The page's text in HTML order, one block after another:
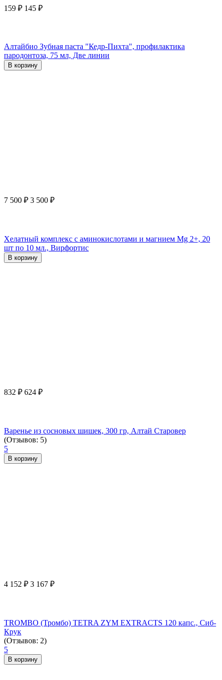
159 ₽ 145 ₽
Алтайбио Зубная паста "Кедр-Пихта", профилактика
пародонтоза, 75 мл, Две линии
В корзину
7 500 ₽ 3 500 ₽
Хелатный комплекс с аминокислотами и магнием Mg 2+, 20
шт по 10 мл., Вирфортис
В корзину
832 ₽ 624 ₽
Варенье из сосновых шишек, 300 гр, Алтай Старовер
(Отзывов: 5)
5
В корзину
4 152 ₽ 3 167 ₽
TROMBO (Тромбо) TETRA ZYM EXTRACTS 120 капс., Сиб-
Крук
(Отзывов: 2)
5
В корзину